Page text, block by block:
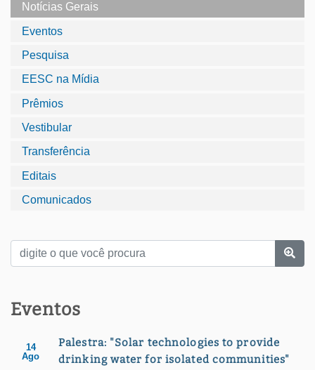
Notícias Gerais
Eventos
Pesquisa
EESC na Mídia
Prêmios
Vestibular
Transferência
Editais
Comunicados
Eventos
14
Ago
Palestra: "Solar technologies to provide
drinking water for isolated communities"